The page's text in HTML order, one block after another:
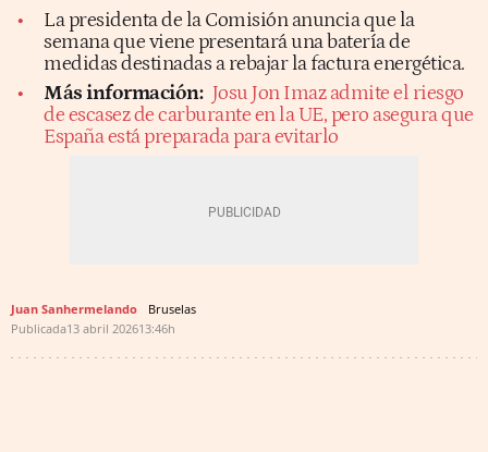
La presidenta de la Comisión anuncia que la
semana que viene presentará una batería de
medidas destinadas a rebajar la factura energética.
Más información: Josu Jon Imaz admite el riesgo
de escasez de carburante en la UE, pero asegura que
España está preparada para evitarlo
Juan Sanhermelando
Bruselas
Publicada13 abril 202613:46h